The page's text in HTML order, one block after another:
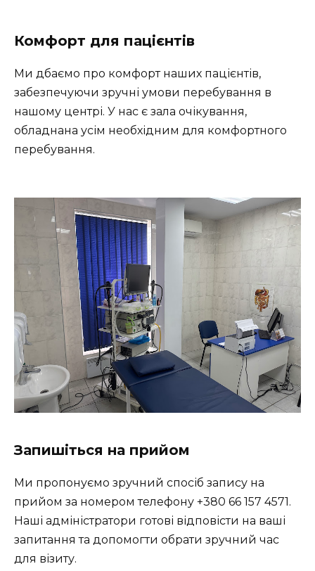
Комфорт для пацієнтів
Ми дбаємо про комфорт наших пацієнтів,
забезпечуючи зручні умови перебування в
нашому центрі. У нас є зала очікування,
обладнана усім необхідним для комфортного
перебування.
Запишіться на прийом
Ми пропонуємо зручний спосіб запису на
прийом за номером телефону +380 66 157 4571.
Наші адміністратори готові відповісти на ваші
запитання та допомогти обрати зручний час
для візиту.